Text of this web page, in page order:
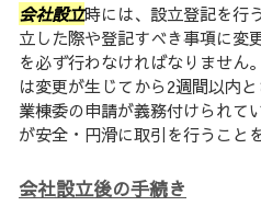
会社設立時には、設立登記を行
立した際や登記すべき事項に変
を必ず行わなければなりません
は変更が生じてから2週間以内
業棟委の申請が義務付けられて
が安全・円滑に取引を行うこと
会社設立後の手続き